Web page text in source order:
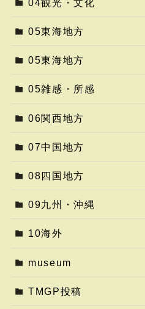
04観光・文化
05東海地方
05東海地方
05雑感・所感
06関西地方
07中国地方
08四国地方
09九州・沖縄
10海外
museum
TMGP投稿